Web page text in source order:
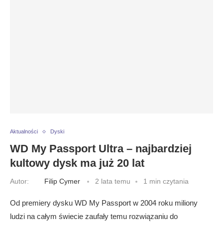
Aktualności Dyski
WD My Passport Ultra – najbardziej
kultowy dysk ma już 20 lat
Autor: Filip Cymer 2 lata temu 1 min czytania
Od premiery dysku WD My Passport w 2004 roku miliony
ludzi na całym świecie zaufały temu rozwiązaniu do